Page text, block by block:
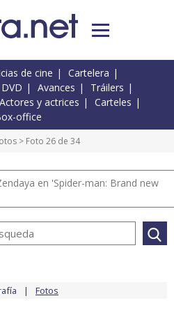
de cine
Cartelera
DVD Avances
Tráilers
Actores y actrices
Carteles
office
> Foto 26 de 34
en 'Spider-man: Brand new
Fotos